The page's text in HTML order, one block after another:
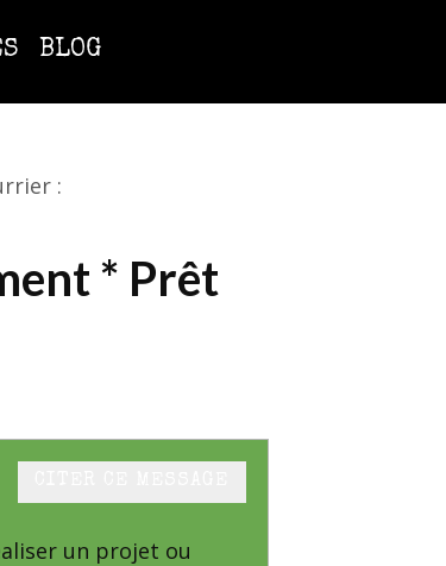
BLOG
:
* Prêt
un projet ou